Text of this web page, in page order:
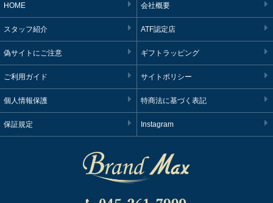
HOME 会社概要
スタッフ紹介 ATF認定店
偽サイトにご注意 ギフトラッピング
ご利用ガイド サイトポリシー
個人情報保護 特商法に基づく表記
保証規定 Instagram